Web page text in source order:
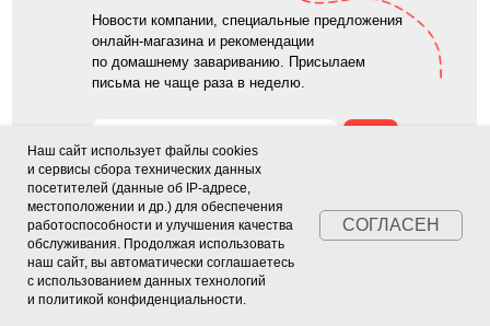
Новости компании, специальные предложения
онлайн-магазина и рекомендации
по домашнему завариванию. Присылаем
письма не чаще раза в неделю.
Нажимая на кнопку, вы даете согласие на обработку
персональных данных и соглашаетесь c
политикой в
отношении обработки персональных данных
Наш сайт использует файлы cookies
и сервисы сбора технических данных
посетителей (данные об IP-адресе,
местоположении и др.) для обеспечения
работоспособности и улучшения качества
обслуживания. Продолжая использовать
наш сайт, вы автоматически соглашаетесь
с использованием данных технологий
и политикой конфиденциальности.
СОГЛАСЕН